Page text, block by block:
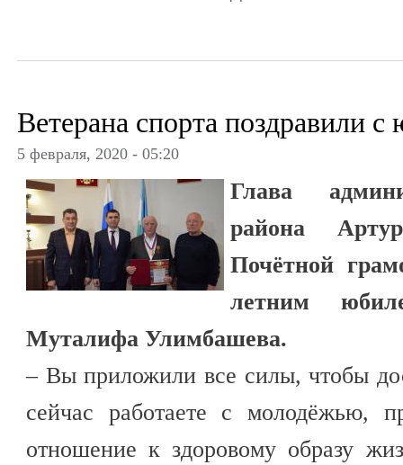
Ветерана спорта поздравили с
5 февраля, 2020 - 05:20
Глава
района
Почётной
летним
Муталифа Улимбашева.
– Вы приложили все силы, чтобы
сейчас работаете с молодёжью,
отношение к здоровому образу